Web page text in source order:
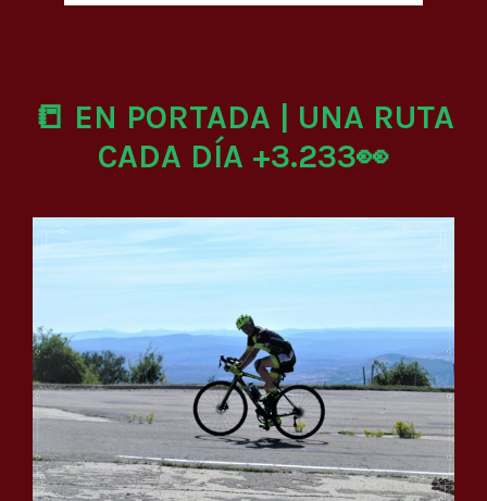
📒 EN PORTADA | UNA RUTA
CADA DÍA +3.233👀